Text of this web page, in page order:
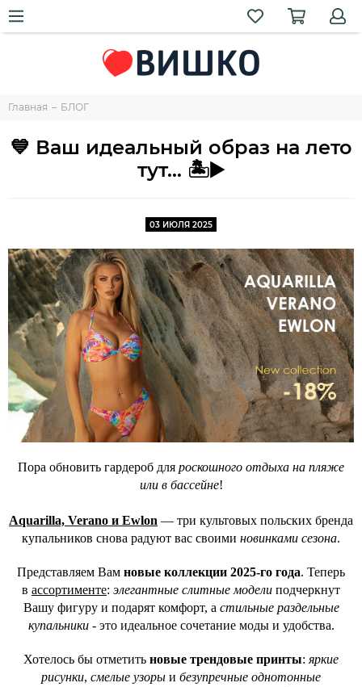
Главная БЛОГ
💙 Ваш идеальный образ на лето
тут... 🏝️▶️
03 ИЮЛЯ 2025
Пора обновить гардероб для роскошного отдыха на пляже
или в бассейне!
Aquarilla, Verano и Ewlon — три культовых польских бренда
купальников снова радуют вас своими новинками сезона.
Представляем Вам новые коллекции 2025-го года. Теперь
в ассортименте: элегантные слитные модели подчеркнут
Вашу фигуру и подарят комфорт, а стильные раздельные
купальники- это идеальное сочетание моды и удобства.
Хотелось бы отметить новые трендовые принты: яркие
рисунки, смелые узоры и безупречные однотонные